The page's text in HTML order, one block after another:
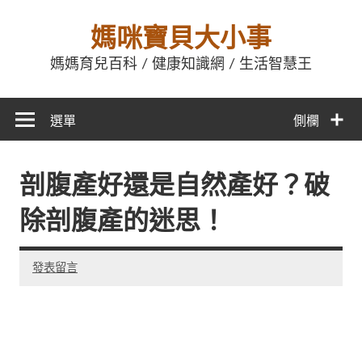
媽咪寶貝大小事
媽媽育兒百科 / 健康知識網 / 生活智慧王
側欄
選單
剖腹產好還是自然產好？破
除剖腹產的迷思！
發表留言